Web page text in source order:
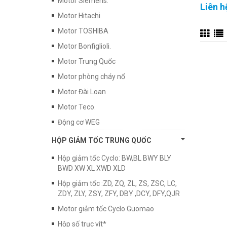
Liên
Motor Hitachi
Motor TOSHIBA
Motor Bonfiglioli.
Motor Trung Quốc
Motor phòng cháy nổ
Motor Đài Loan
Motor Teco.
Động cơ WEG
HỘP GIẢM TỐC TRUNG QUỐC
Hộp giảm tốc Cyclo: BW,BL BWY BLY
BWD XW XL XWD XLD
Hộp giảm tốc :ZD, ZQ, ZL, ZS, ZSC, LC,
ZDY, ZLY, ZSY, ZFY, DBY ,DCY, DFY,QJR
Motor giảm tốc Cyclo Guomao
Hộp số trục vít*